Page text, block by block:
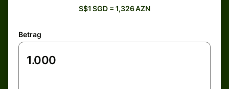
S$1 SGD = 1,326 AZN
Betrag